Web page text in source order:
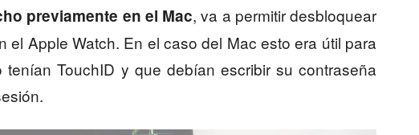
previamente en el Mac, va a permitir desbloquear
el Apple Watch. En el caso del Mac esto era útil para
TouchID y que debían escribir su contraseña